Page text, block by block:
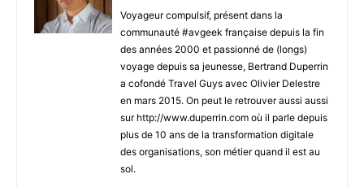
Voyageur compulsif, présent dans la
communauté #avgeek française depuis la fin
des années 2000 et passionné de (longs)
voyage depuis sa jeunesse, Bertrand Duperrin
a cofondé Travel Guys avec Olivier Delestre
en mars 2015. On peut le retrouver aussi aussi
sur http://www.duperrin.com où il parle depuis
plus de 10 ans de la transformation digitale
des organisations, son métier quand il est au
sol.